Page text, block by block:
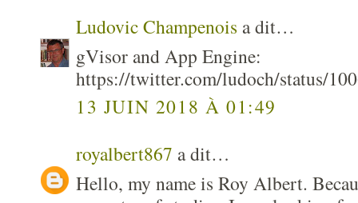
Ludovic Champenois a dit…
gVisor and App Engine:
https://twitter.com/ludoch/status/
13 JUIN 2018 À 01:49
royalbert867 a dit…
Hello, my name is Roy Albert.